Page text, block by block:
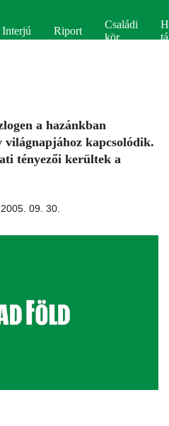
Interjú Riport
Családi
kör
a hazánkban
kapcsolódik.
tényezői kerültek a
2005. 09. 30.